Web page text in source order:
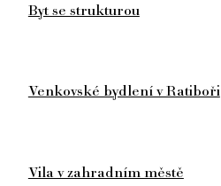
Byt se strukturou
Venkovské bydlení v Ratiboři
Vila v zahradním městě